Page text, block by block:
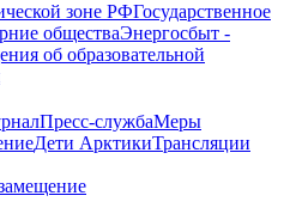
зоне РФГосударственное
обществаЭнергосбыт -
об образовательной
Пресс-службаМеры
Дети АрктикиТрансляции